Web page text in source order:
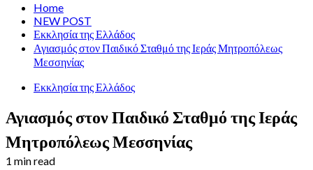
Home
NEW POST
Εκκλησία της Ελλάδος
Αγιασμός στον Παιδικό Σταθμό της Ιεράς Μητροπόλεως
Μεσσηνίας
Εκκλησία της Ελλάδος
Αγιασμός στον Παιδικό Σταθμό της Ιεράς
Μητροπόλεως Μεσσηνίας
1 min read